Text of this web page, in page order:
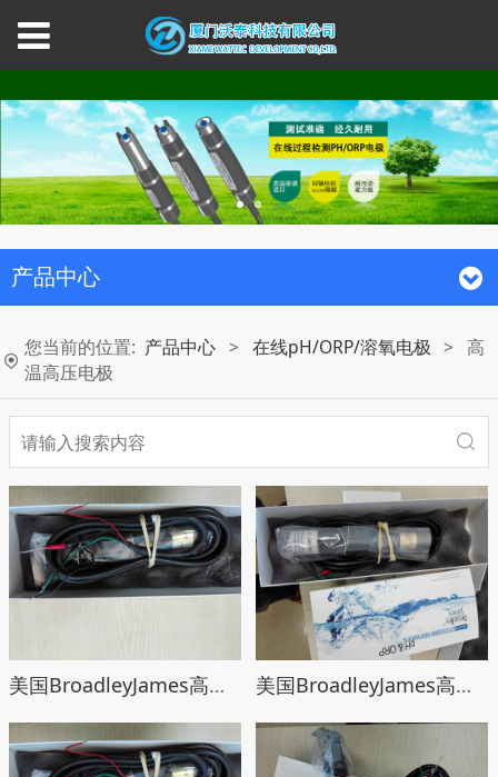
产品中心
您当前的位置: 产品中心 > 在线pH/ORP/溶氧电极 >
高
温高压电极
美国BroadleyJames高温高压电极带Pt100温补 美国BroadleyJames高温高压电极标配带2米电缆